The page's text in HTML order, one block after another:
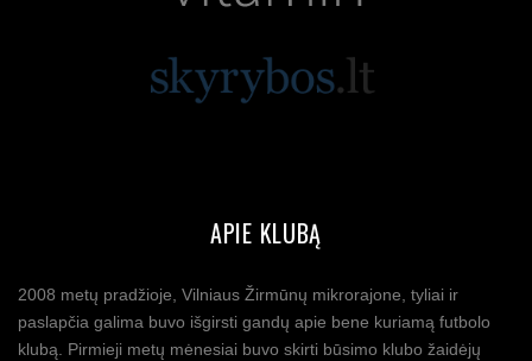
APIE KLUBĄ
2008 metų pradžioje, Vilniaus Žirmūnų mikrorajone, tyliai ir
paslapčia galima buvo išgirsti gandų apie bene kuriamą futbolo
klubą. Pirmieji metų mėnesiai buvo skirti būsimo klubo žaidėjų